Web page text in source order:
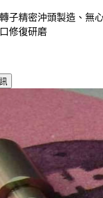
子精密沖頭製造、無
修復研磨